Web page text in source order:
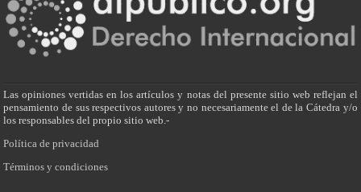
Las opiniones vertidas en los artículos y notas del presente sitio web reflejan el
pensamiento de sus respectivos autores y no necesariamente el de la Cátedra y/o
los responsables del propio sitio web.-
Política de privacidad
Términos y condiciones